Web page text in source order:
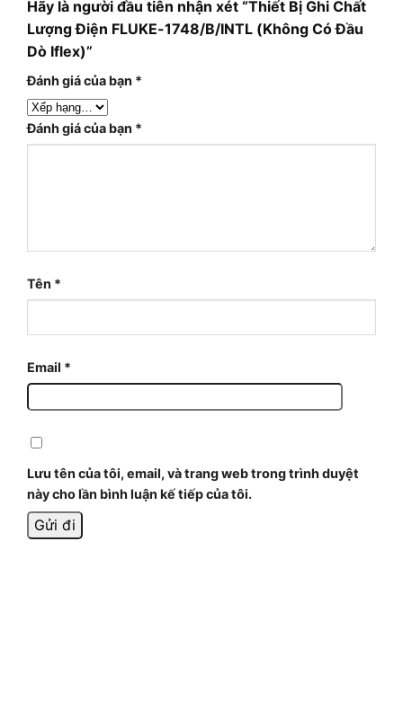
Hãy là người đầu tiên nhận xét “Thiết Bị Ghi Chất
Lượng Điện FLUKE-1748/B/INTL (Không Có Đầu
Dò Iflex)”
Đánh giá của bạn *
Đánh giá của bạn *
Tên *
Email *
Lưu tên của tôi, email, và trang web trong trình duyệt
này cho lần bình luận kế tiếp của tôi.